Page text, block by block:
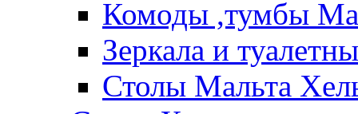
Комоды ,тумбы
Зеркала и
Столы Мальта